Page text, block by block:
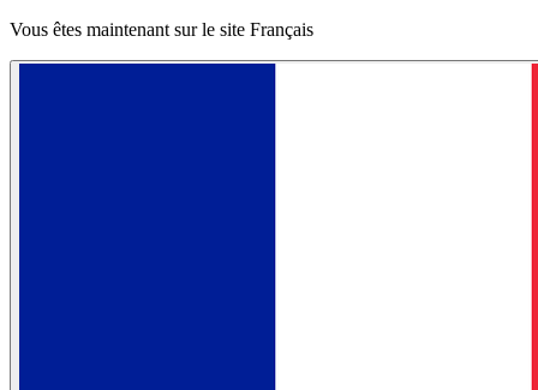
Vous êtes maintenant sur le site Français